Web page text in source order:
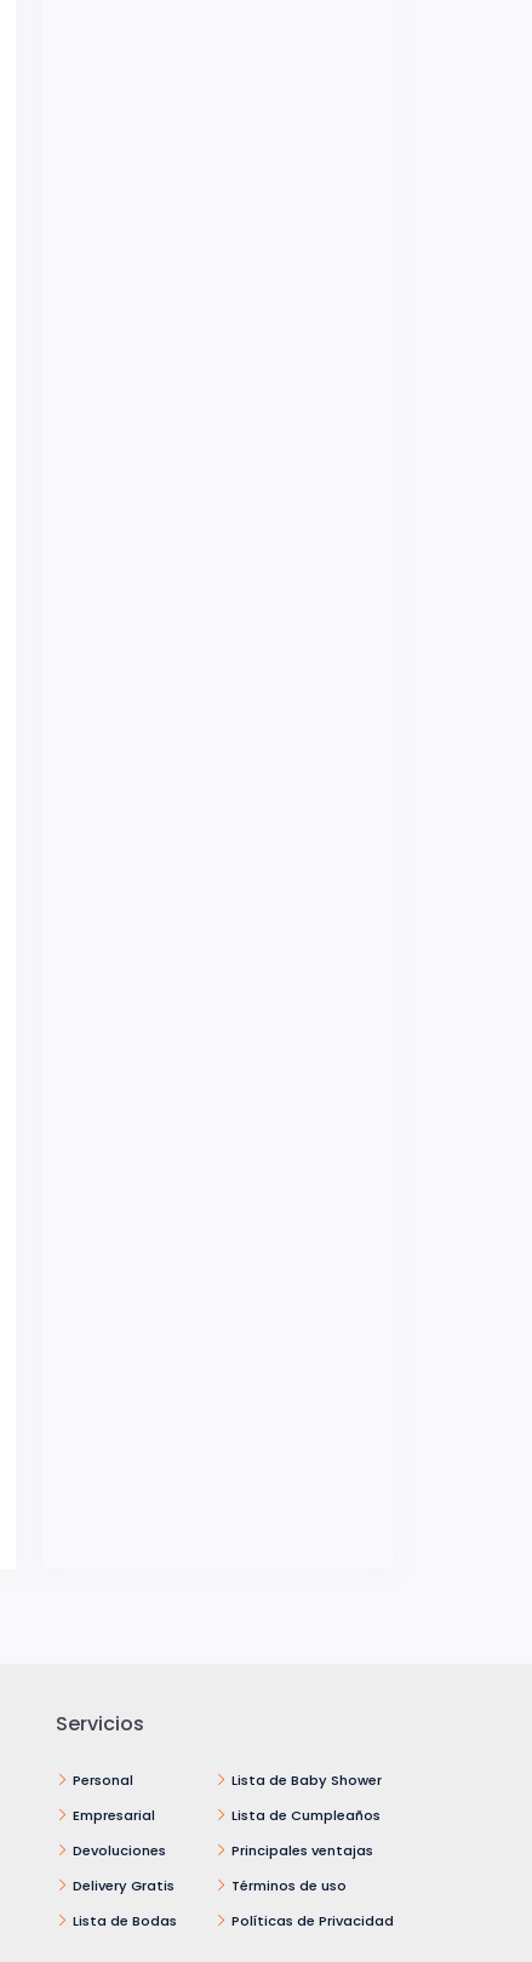
Servicios
Personal
Empresarial
Devoluciones
Delivery Gratis
Lista de Bodas
Lista de Baby Shower
Lista de Cumpleaños
Principales ventajas
Términos de uso
Políticas de Privacidad